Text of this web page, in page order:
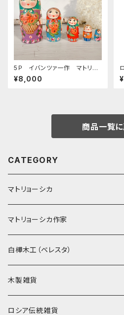
5Ｐ イバンツァ一作 マトリョ
ーシカ 「ポピー」 11.5ｃｍ M
T Iv002
¥8,000
o
商品一覧
CATEGORY
マトリョーシカ
ノン入れ子マトリョーシカ
イコンモチーフ
クリスマス
ノリンスクの子達
マトリョーシカ作家
イリーナ・ヴァトゥルーシキナ
タマラ・コリエワ
ナジェジダ・イワンツォワ
白樺木工（ベレスタ）
型押しの箱
キャニスター
木製雑貨
ニードルケース・お針刺し
ロシア伝統雑貨